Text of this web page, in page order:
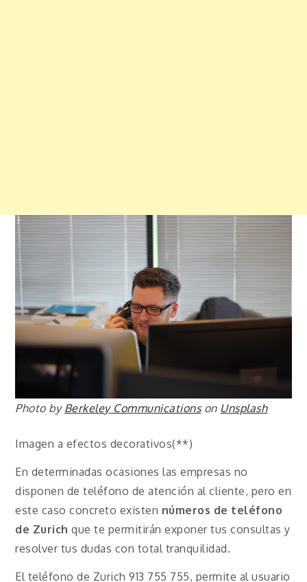
Photo by Berkeley Communicationson Unsplash
Imagen a efectos decorativos(**)
En determinadas ocasiones las empresas no
disponen de teléfono de atención al cliente, pero en
este caso concreto existen números de teléfono
de Zurichque te permitirán exponer tus consultas y
resolver tus dudas con total tranquilidad.
El teléfono de Zurich 913 755 755, permite al usuario